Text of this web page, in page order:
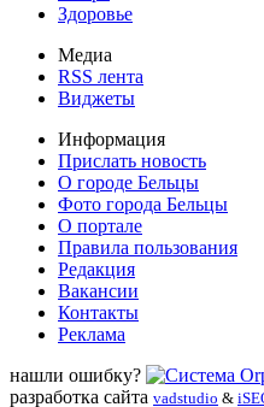
Здоровье
Медиа
RSS лента
Виджеты
Информация
Прислать новость
О городе Бельцы
Фото города Бельцы
О портале
Правила пользования
Редакция
Вакансии
Контакты
Реклама
нашли ошибку?
разработка сайта vadstudio &